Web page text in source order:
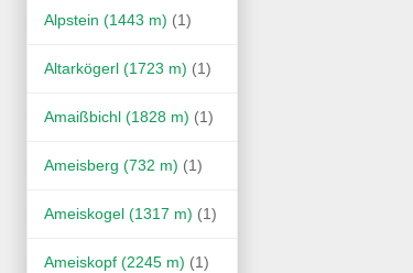
Alpstein (1443 m) (1)
Altarkögerl (1723 m) (1)
Amaißbichl (1828 m) (1)
Ameisberg (732 m) (1)
Ameiskogel (1317 m) (1)
Ameiskopf (2245 m) (1)